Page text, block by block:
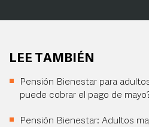
LEE TAMBIÉN
Pensión Bienestar para
puede cobrar el pago de
Pensión Bienestar: Adultos